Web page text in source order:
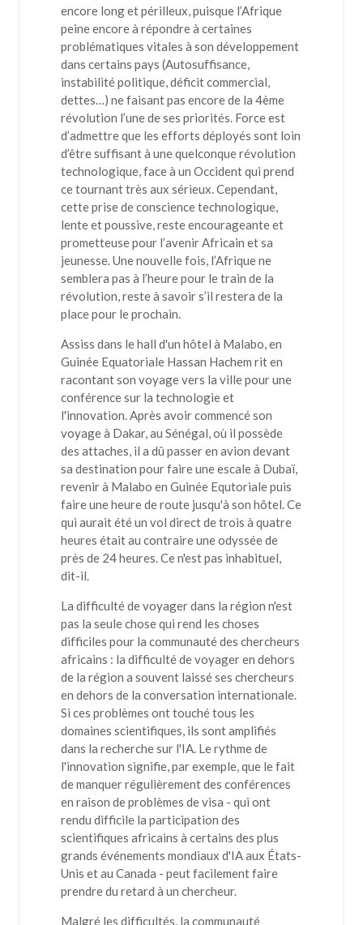
encore long et périlleux, puisque l’Afrique
peine encore à répondre à certaines
problématiques vitales à son développement
dans certains pays (Autosuffisance,
instabilité politique, déficit commercial,
dettes…) ne faisant pas encore de la 4ème
révolution l’une de ses priorités. Force est
d’admettre que les efforts déployés sont loin
d’être suffisant à une quelconque révolution
technologique, face à un Occident qui prend
ce tournant très aux sérieux. Cependant,
cette prise de conscience technologique,
lente et poussive, reste encourageante et
prometteuse pour l’avenir Africain et sa
jeunesse. Une nouvelle fois, l’Afrique ne
semblera pas à l’heure pour le train de la
révolution, reste à savoir s’il restera de la
place pour le prochain.
Assiss dans le hall d'un hôtel à Malabo, en
Guinée Equatoriale Hassan Hachem rit en
racontant son voyage vers la ville pour une
conférence sur la technologie et
l'innovation. Après avoir commencé son
voyage à Dakar, au Sénégal, où il possède
des attaches, il a dû passer en avion devant
sa destination pour faire une escale à Dubaï,
revenir à Malabo en Guinée Equtoriale puis
faire une heure de route jusqu'à son hôtel. Ce
qui aurait été un vol direct de trois à quatre
heures était au contraire une odyssée de
près de 24 heures. Ce n'est pas inhabituel,
dit-il.
La difficulté de voyager dans la région n'est
pas la seule chose qui rend les choses
difficiles pour la communauté des chercheurs
africains : la difficulté de voyager en dehors
de la région a souvent laissé ses chercheurs
en dehors de la conversation internationale.
Si ces problèmes ont touché tous les
domaines scientifiques, ils sont amplifiés
dans la recherche sur l'IA. Le rythme de
l'innovation signifie, par exemple, que le fait
de manquer régulièrement des conférences
en raison de problèmes de visa - qui ont
rendu difficile la participation des
scientifiques africains à certains des plus
grands événements mondiaux d'IA aux États-
Unis et au Canada - peut facilement faire
prendre du retard à un chercheur.
Malgré les difficultés, la communauté